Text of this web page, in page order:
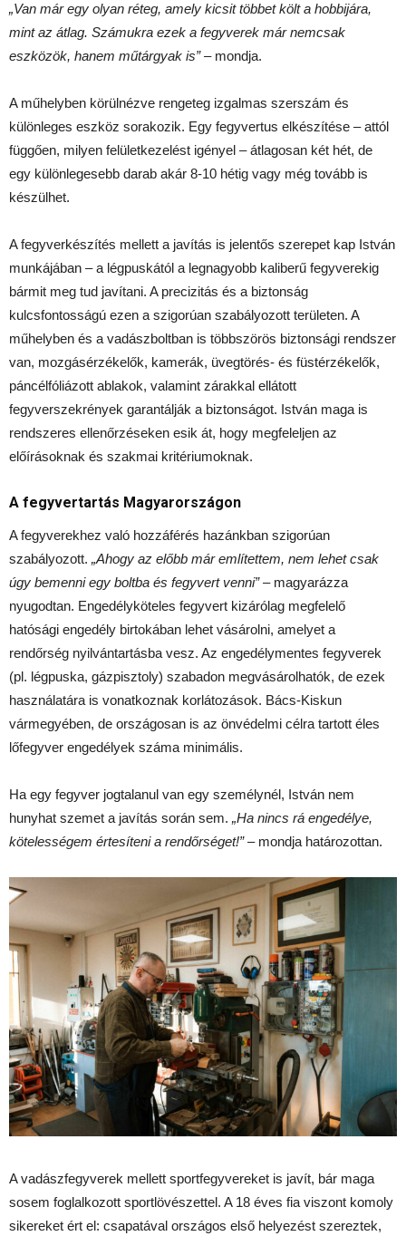
„Van már egy olyan réteg, amely kicsit többet költ a hobbijára,
mint az átlag. Számukra ezek a fegyverek már nemcsak
eszközök, hanem műtárgyak is”– mondja.
A műhelyben körülnézve rengeteg izgalmas szerszám és
különleges eszköz sorakozik. Egy fegyvertus elkészítése – attól
függően, milyen felületkezelést igényel – átlagosan két hét, de
egy különlegesebb darab akár 8-10 hétig vagy még tovább is
készülhet.
A fegyverkészítés mellett a javítás is jelentős szerepet kap István
munkájában – a légpuskától a legnagyobb kaliberű fegyverekig
bármit meg tud javítani. A precizitás és a biztonság
kulcsfontosságú ezen a szigorúan szabályozott területen. A
műhelyben és a vadászboltban is többszörös biztonsági rendszer
van, mozgásérzékelők, kamerák, üvegtörés- és füstérzékelők,
páncélfóliázott ablakok, valamint zárakkal ellátott
fegyverszekrények garantálják a biztonságot. István maga is
rendszeres ellenőrzéseken esik át, hogy megfeleljen az
előírásoknak és szakmai kritériumoknak.
A fegyvertartás Magyarországon
A fegyverekhez való hozzáférés hazánkban szigorúan
szabályozott. „Ahogy az előbb már említettem, nem lehet csak
úgy bemenni egy boltba és fegyvert venni”– magyarázza
nyugodtan. Engedélyköteles fegyvert kizárólag megfelelő
hatósági engedély birtokában lehet vásárolni, amelyet a
rendőrség nyilvántartásba vesz. Az engedélymentes fegyverek
(pl. légpuska, gázpisztoly) szabadon megvásárolhatók, de ezek
használatára is vonatkoznak korlátozások. Bács-Kiskun
vármegyében, de országosan is az önvédelmi célra tartott éles
lőfegyver engedélyek száma minimális.
Ha egy fegyver jogtalanul van egy személynél, István nem
hunyhat szemet a javítás során sem. „Ha nincs rá engedélye,
kötelességem értesíteni a rendőrséget!”– mondja határozottan.
A vadászfegyverek mellett sportfegyvereket is javít, bár maga
sosem foglalkozott sportlövészettel. A 18 éves fia viszont komoly
sikereket ért el: csapatával országos első helyezést szereztek,